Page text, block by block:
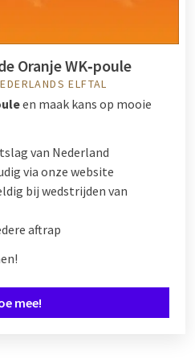
Oranje WK‑poule
ELFTAL
en maak kans op mooie
van Nederland
via onze website
bij wedstrijden van
aftrap
mee!